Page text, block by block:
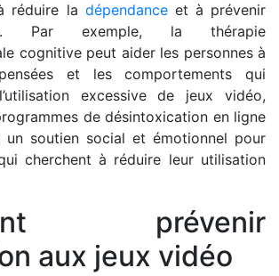
réduire la dépendanceet à prévenir
Par exemple, la thérapie
cognitive peut aider les personnes à
et les comportements qui
excessive de jeux vidéo,
de désintoxication en ligne
un soutien social et émotionnel pour
cherchent à réduire leur utilisation
prévenir
aux jeux vidéo